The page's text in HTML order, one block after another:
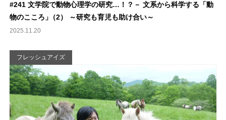
#241 文学院で動物心理学の研究…！？－ 文系から科学する「動
物のこころ 」 （2） ～研究も育児も助け合い～
2025.11.20
フレッシュアイズ